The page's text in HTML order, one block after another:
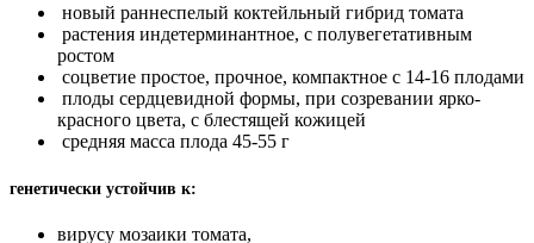
новый раннеспелый коктейльный гибрид томата
растения индетерминантное, с полувегетативным
ростом
соцветие простое, прочное, компактное с 14-16 плодами
плоды сердцевидной формы, при созревании ярко-
красного цвета, с блестящей кожицей
средняя масса плода 45-55 г
генетически устойчив к:
вирусу мозаики томата,